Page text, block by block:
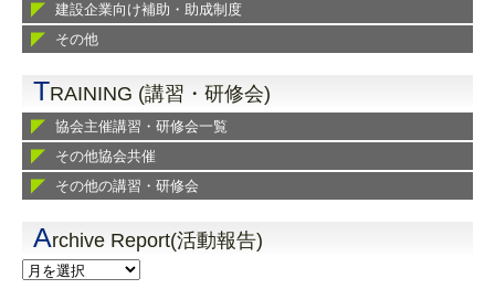
建設企業向け補助・助成制度
その他
TRAINING (講習・研修会)
協会主催講習・研修会一覧
その他協会共催
その他の講習・研修会
Archive Report(活動報告)